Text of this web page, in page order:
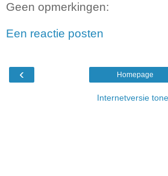
Geen opmerkingen:
Een reactie posten
‹ Homepage
Internetversie